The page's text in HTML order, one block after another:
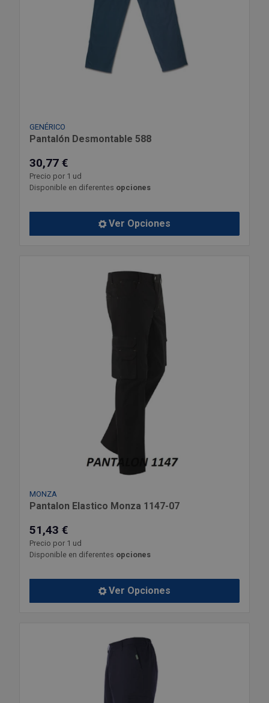
GENÉRICO
Pantalón Desmontable 588
30,77 €
Precio por 1 ud
Disponible en diferentes opciones
Ver Opciones
MONZA
Pantalon Elastico Monza 1147-07
51,43 €
Precio por 1 ud
Disponible en diferentes opciones
Ver Opciones